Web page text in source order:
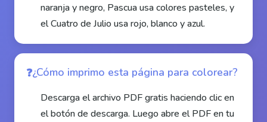
naranja y negro, Pascua usa colores pasteles, y
el Cuatro de Julio usa rojo, blanco y azul.
¿Cómo imprimo esta página para colorear?
Descarga el archivo PDF gratis haciendo clic en
el botón de descarga. Luego abre el PDF en tu